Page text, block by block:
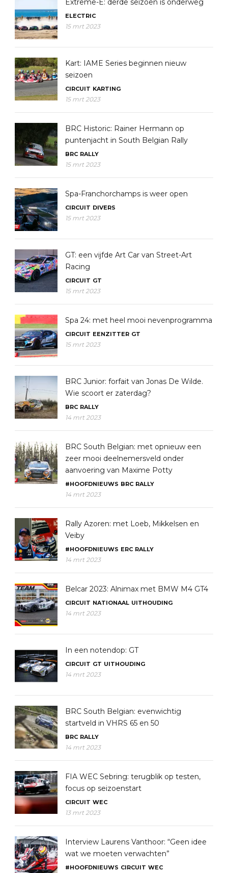
ELECTRIC
15 mrt 2023
Kart: IAME Series beginnen nieuw
seizoen
CIRCUIT KARTING
15 mrt 2023
BRC Historic: Rainer Hermann op
puntenjacht in South Belgian Rally
BRC RALLY
15 mrt 2023
Spa-Franchorchamps is weer open
CIRCUIT DIVERS
15 mrt 2023
GT: een vijfde Art Car van Street-Art
Racing
CIRCUIT GT
15 mrt 2023
Spa 24: met heel mooi nevenprogramma
CIRCUIT EENZITTER GT
15 mrt 2023
BRC Junior: forfait van Jonas De Wilde.
Wie scoort er zaterdag?
BRC RALLY
14 mrt 2023
BRC South Belgian: met opnieuw een
zeer mooi deelnemersveld onder
aanvoering van Maxime Potty
#HOOFDNIEUWS BRC RALLY
14 mrt 2023
Rally Azoren: met Loeb, Mikkelsen en
Veiby
#HOOFDNIEUWS ERC RALLY
14 mrt 2023
Belcar 2023: Alnimax met BMW M4 GT4
CIRCUIT NATIONAAL UITHOUDING
14 mrt 2023
In een notendop: GT
CIRCUIT GT UITHOUDING
14 mrt 2023
BRC South Belgian: evenwichtig
startveld in VHRS 65 en 50
BRC RALLY
14 mrt 2023
FIA WEC Sebring: terugblik op testen,
focus op seizoenstart
CIRCUIT WEC
13 mrt 2023
Interview Laurens Vanthoor: “Geen idee
wat we moeten verwachten”
#HOOFDNIEUWS CIRCUIT WEC